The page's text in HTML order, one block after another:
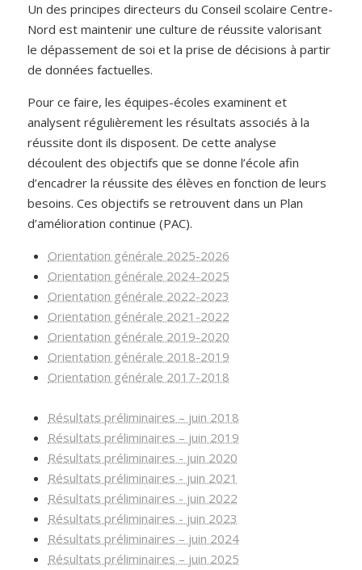
Un des principes directeurs du Conseil scolaire Centre-
Nord est maintenir une culture de réussite valorisant
le dépassement de soi et la prise de décisions à partir
de données factuelles.
Pour ce faire, les équipes-écoles examinent et
analysent régulièrement les résultats associés à la
réussite dont ils disposent. De cette analyse
découlent des objectifs que se donne l’école afin
d’encadrer la réussite des élèves en fonction de leurs
besoins. Ces objectifs se retrouvent dans un Plan
d’amélioration continue (PAC).
Orientation générale 2025-2026
Orientation générale 2024-2025
Orientation générale 2022-2023
Orientation générale 2021-2022
Orientation générale 2019-2020
Orientation générale 2018-2019
Orientation générale 2017-2018
Résultats préliminaires – juin 2018
Résultats préliminaires – juin 2019
Résultats préliminaires - juin 2020
Résultats préliminaires - juin 2021
Résultats préliminaires - juin 2022
Résultats préliminaires - juin 2023
Résultats préliminaires – juin 2024
Résultats préliminaires – juin 2025